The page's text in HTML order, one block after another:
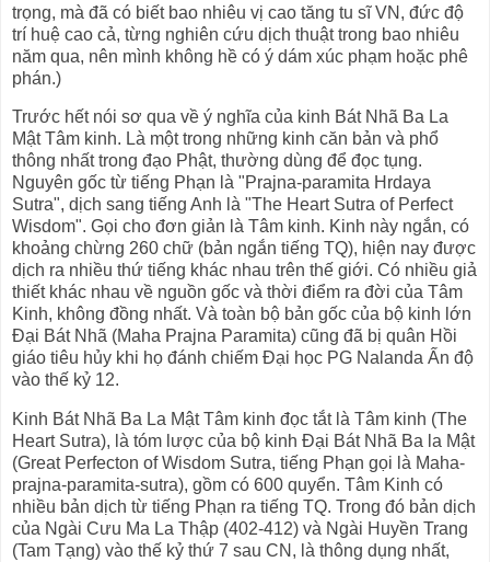
trọng, mà đã có biết bao nhiêu vị cao tăng tu sĩ VN, đức độ
trí huệ cao cả, từng nghiên cứu dịch thuật trong bao nhiêu
năm qua, nên mình không hề có ý dám xúc phạm hoặc phê
phán.)
Trước hết nói sơ qua về ý nghĩa của kinh Bát Nhã Ba La
Mật Tâm kinh. Là một trong những kinh căn bản và phổ
thông nhất trong đạo Phật, thường dùng để đọc tụng.
Nguyên gốc từ tiếng Phạn là "Prajna-paramita Hrdaya
Sutra", dịch sang tiếng Anh là "The Heart Sutra of Perfect
Wisdom". Gọi cho đơn giản là Tâm kinh. Kinh này ngắn, có
khoảng chừng 260 chữ (bản ngắn tiếng TQ), hiện nay được
dịch ra nhiều thứ tiếng khác nhau trên thế giới. Có nhiều giả
thiết khác nhau về nguồn gốc và thời điểm ra đời của Tâm
Kinh, không đồng nhất. Và toàn bộ bản gốc của bộ kinh lớn
Đại Bát Nhã (Maha Prajna Paramita) cũng đã bị quân Hồi
giáo tiêu hủy khi họ đánh chiếm Đại học PG Nalanda Ấn độ
vào thế kỷ 12.
Kinh Bát Nhã Ba La Mật Tâm kinh đọc tắt là Tâm kinh (The
Heart Sutra), là tóm lược của bộ kinh Đại Bát Nhã Ba la Mật
(Great Perfecton of Wisdom Sutra, tiếng Phạn gọi là Maha-
prajna-paramita-sutra), gồm có 600 quyển. Tâm Kinh có
nhiều bản dịch từ tiếng Phạn ra tiếng TQ. Trong đó bản dịch
của Ngài Cưu Ma La Thập (402-412) và Ngài Huyền Trang
(Tam Tạng) vào thế kỷ thứ 7 sau CN, là thông dụng nhất,